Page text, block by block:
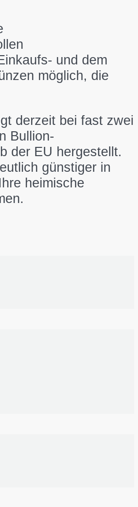
und dem
möglich, die
derzeit bei fast zwei
Bullion-
der EU hergestellt.
günstiger in
heimische